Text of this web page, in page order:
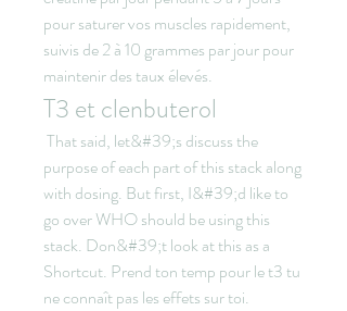
pour saturer vos muscles rapidement,
suivis de 2 à 10 grammes par jour pour
maintenir des taux élevés.
T3 et clenbuterol
purpose of each part of this stack along
with dosing. But first, I&#39;d like to
go over WHO should be using this
stack. Don&#39;t look at this as a
Shortcut. Prend ton temp pour le t3 tu
ne connaît pas les effets sur toi.